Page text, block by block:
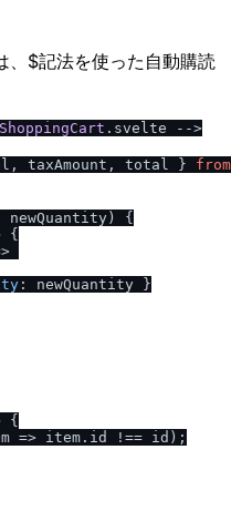
、$記法を使った自動購読
ShoppingCart . svelte
taxAmount, total } from
) {
{
: newQuantity }
{
=> item. id
!== id);